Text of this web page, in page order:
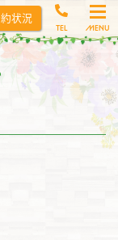
状況
TEL